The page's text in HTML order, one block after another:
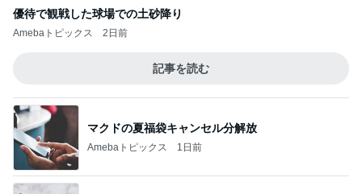
優待で観戦した球場での土砂降り
Amebaトピックス 2日前
記事を読む
マクドの夏福袋キャンセル分解放
Amebaトピックス 1日前